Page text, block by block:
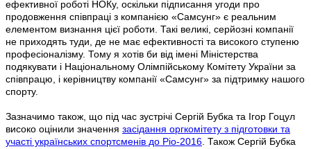
ефективної роботі НОКу, оскільки підписання угоди про
продовження співпраці з компанією «Самсунг» є реальним
елементом визнання цієї роботи. Такі великі, серйозні компанії
не приходять туди, де не має ефективності та високого ступеню
професіоналізму. Тому я хотів би від імені Міністерства
подякувати і Національному Олімпійському Комітету України за
співпрацю, і керівництву компанії «Самсунг» за підтримку нашого
спорту.
Зазначимо також, що під час зустрічі Сергій Бубка та Ігор Гоцул
високо оцінили значення засідання оргкомітету з підготовки та
участі українських спортсменів до Ріо-2016 . Також Сергій Бубка